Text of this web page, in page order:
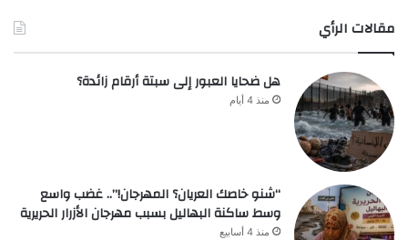
مقالات الرأي
هل ضحايا العبور إلى سبتة أرقام زائدة؟
منذ 4 أيام
“شنو خاصك العريان؟ المهرجان!”.. غضب واسع
وسط ساكنة البهاليل بسبب مهرجان الأزرار الحريرية
منذ 4 أسابيع